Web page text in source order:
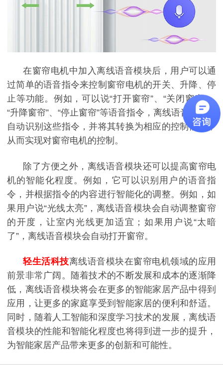
在窗帘电机中加入离线语音模块后，用户可以通
过简单的语音指令来控制窗帘电机的开关、升降、停
止等功能。例如，可以说“打开窗帘”、“关闭 窗帘”、
“升降窗帘”、“停止窗帘”等语音指令，离线语音模块会
自动识别这些指令，并将其转换为相应的控制信号，
从而实现对窗帘电机的控制。
除了方便之外，离线语音模块还可以提高窗帘电
机的智能化程度。例如，它可以识别用户的语音指
令，并根据指令的内容进行智能化的调整。例如，如
果用户说“光线太亮”，离线语音模块会自动调整窗帘
的开度，让室内光线更加适宜；如果用户说“太暗
了”，离线语音模块会自动打开窗帘。
轻生活科技离线语音模块在窗帘电机领域的应用
前景非常广阔。随着技术的不断发展和成本的逐渐降
低，离线语音模块将会在更多的智能家居产品中得到
应用，让更多的家庭享受到智能家居的便利和舒适。
同时，随着人工智能和深度学习技术的发展，离线语
音模块的性能和智能化程度也将得到进一步的提升，
为智能家居产品带来更多的创新和可能性。